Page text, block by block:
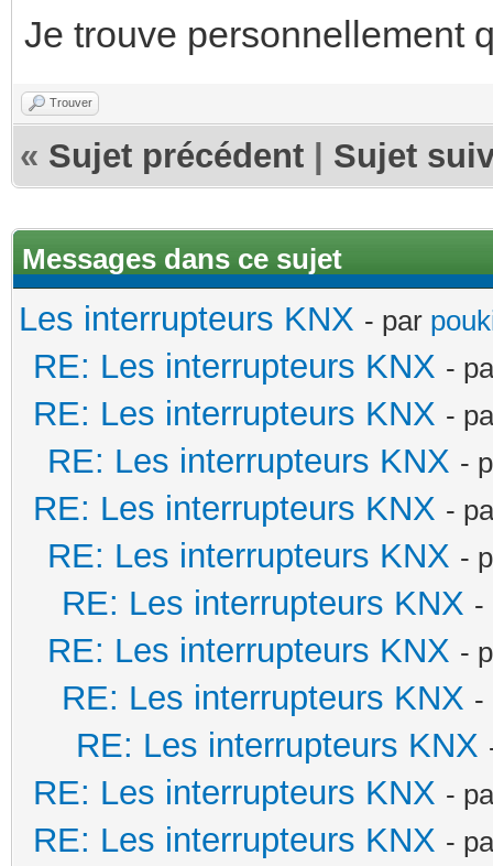
Je trouve personnellement
Trouver
« Sujet précédent Sujet
Messages dans ce sujet
Les interrupteurs KNX - par
RE: Les interrupteurs KNX -
RE: Les interrupteurs KNX -
RE: Les interrupteurs KNX -
RE: Les interrupteurs KNX -
RE: Les interrupteurs KNX -
RE: Les interrupteurs KNX -
RE: Les interrupteurs KNX -
RE: Les interrupteurs KNX -
RE: Les interrupteurs KNX
RE: Les interrupteurs KNX -
RE: Les interrupteurs KNX -